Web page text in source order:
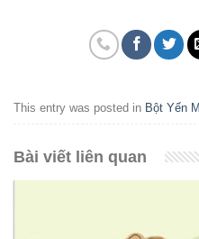
This entry was posted in Bột Yến
Bài viết liên quan